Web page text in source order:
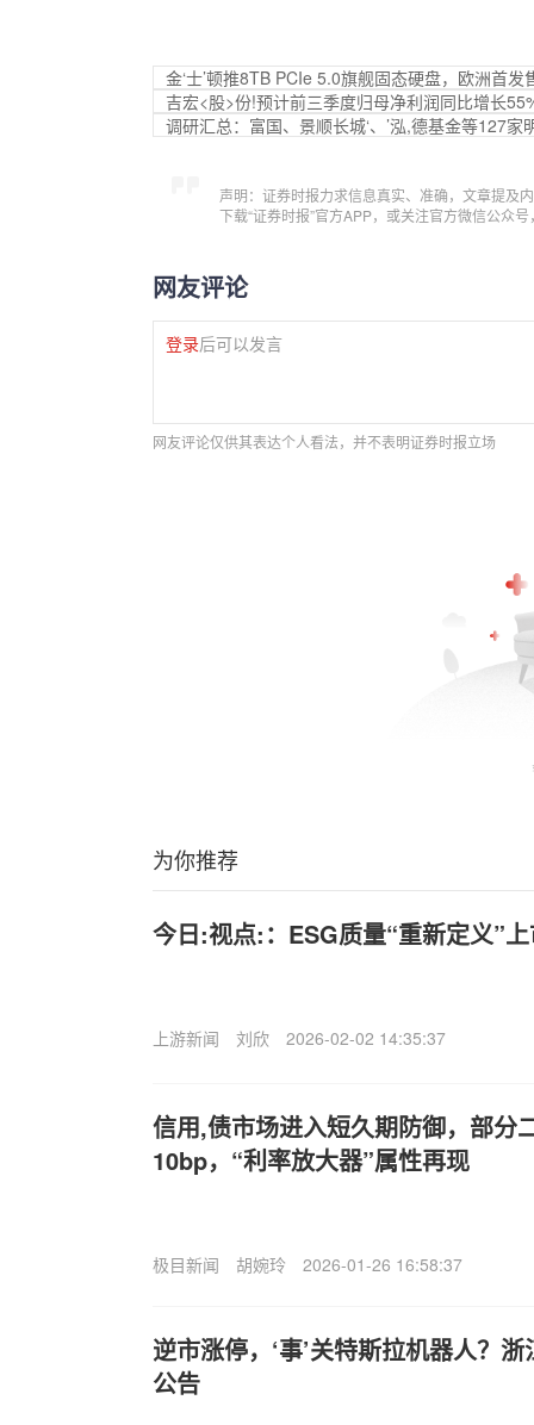
金‘士’顿推8TB PCIe 5.0旗舰固态硬盘，欧洲首发
吉宏<股>份!预计前三季度归母净利润同比增长
调研汇总：富国、景顺长城‘、’泓,德基金等127
声明：证券时报力求信息真实、准确，文章提及
下载“证券时报”官方APP，或关注官方微信公众
网友评论
登录后可以发言
网友评论仅供其表达个人看法，并不表明证券时报立场
为你推荐
今日:视点:：ESG质量“重新定义”
上游新闻 刘欣 2026-02-02 14:35:37
信用,债市场进入短久期防御，部分
10bp，“利率放大器”属性再现
极目新闻 胡婉玲 2026-01-26 16:58:37
逆市涨停，‘事’关特斯拉机器人？
公告